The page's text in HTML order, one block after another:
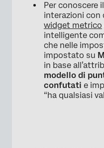
Per conoscere
interazioni con
widget metrico
intelligente
che nelle
impostato su
in base
modello di
confutati e
“ha qualsiasi